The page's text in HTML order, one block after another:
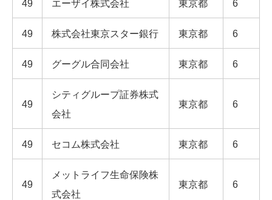
49 エーザイ株式会社 東京都 6
49 株式会社東京スター銀行 東京都 6
49 グーグル合同会社 東京都 6
49
シティグループ証券株式
会社
東京都 6
49 セコム株式会社 東京都 6
49
メットライフ生命保険株
式会社
東京都 6